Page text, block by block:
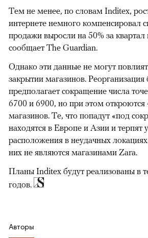
Тем не менее, по словам Inditex,
интернете немного компенсировал
продажи выросли на 50% за квартал
сообщает The Guardian.
Однако эти данные не могут
закрытии магазинов. Реорганизация
предполагает сокращение числа
6700 и 6900, но при этом
магазинов. Те, что попадут «под
находятся в Европе и Азии и терпят
расположения в неудачных
них не являются магазинами Zara.
Планы Inditex будут реализованы в
годов.
Авторы